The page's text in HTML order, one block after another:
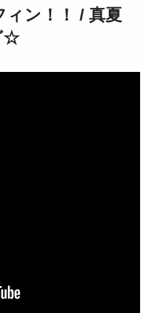
ィン！！ / 真夏
☆